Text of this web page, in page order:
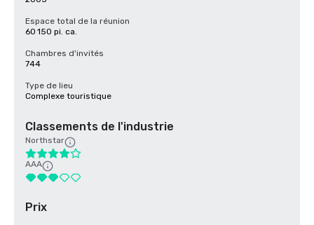
Espace total de la réunion
60 150 pi. ca.
Chambres d'invités
744
Type de lieu
Complexe touristique
Classements de l'industrie
Northstar
AAA
Prix